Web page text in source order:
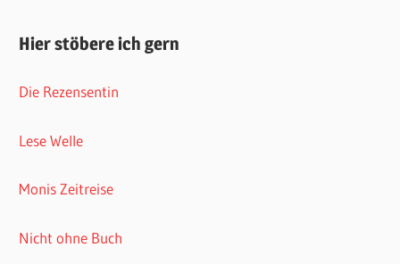
Hier stöbere ich gern
Die Rezensentin
Lese Welle
Monis Zeitreise
Nicht ohne Buch